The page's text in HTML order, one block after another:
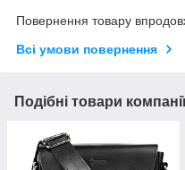
Повернення товару
Всі умови повернення
Подібні товари